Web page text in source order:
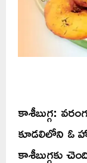
కాశీబుగ్గ:
కూడలిలోని ఓ
కాశీబుగ్గకు